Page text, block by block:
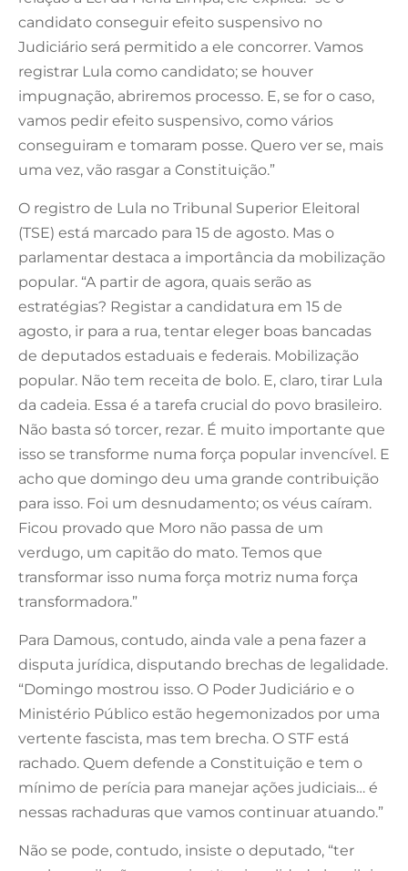
candidato conseguir efeito suspensivo no
Judiciário será permitido a ele concorrer. Vamos
registrar Lula como candidato; se houver
impugnação, abriremos processo. E, se for o caso,
vamos pedir efeito suspensivo, como vários
conseguiram e tomaram posse. Quero ver se, mais
uma vez, vão rasgar a Constituição.”
O registro de Lula no Tribunal Superior Eleitoral
(TSE) está marcado para 15 de agosto. Mas o
parlamentar destaca a importância da mobilização
popular. “A partir de agora, quais serão as
estratégias? Registar a candidatura em 15 de
agosto, ir para a rua, tentar eleger boas bancadas
de deputados estaduais e federais. Mobilização
popular. Não tem receita de bolo. E, claro, tirar Lula
da cadeia. Essa é a tarefa crucial do povo brasileiro.
Não basta só torcer, rezar. É muito importante que
isso se transforme numa força popular invencível. E
acho que domingo deu uma grande contribuição
para isso. Foi um desnudamento; os véus caíram.
Ficou provado que Moro não passa de um
verdugo, um capitão do mato. Temos que
transformar isso numa força motriz numa força
transformadora.”
Para Damous, contudo, ainda vale a pena fazer a
disputa jurídica, disputando brechas de legalidade.
“Domingo mostrou isso. O Poder Judiciário e o
Ministério Público estão hegemonizados por uma
vertente fascista, mas tem brecha. O STF está
rachado. Quem defende a Constituição e tem o
mínimo de perícia para manejar ações judiciais… é
nessas rachaduras que vamos continuar atuando.”
Não se pode, contudo, insiste o deputado, “ter